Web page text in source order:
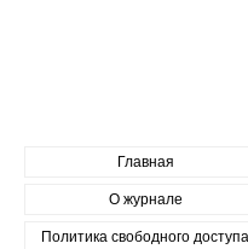
Главная
О журнале
Политика свободного доступа